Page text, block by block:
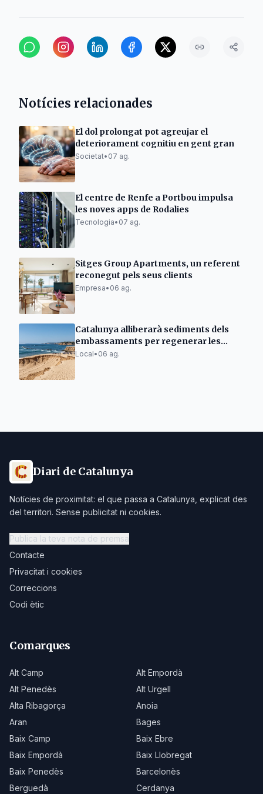
Notícies relacionades
El dol prolongat pot agreujar el
deteriorament cognitiu en gent gran
Societat• 07 ag.
El centre de Renfe a Portbou impulsa
les noves apps de Rodalies
Tecnologia• 07 ag.
Sitges Group Apartments, un referent
reconegut pels seus clients
Empresa• 06 ag.
Catalunya alliberarà sediments dels
embassaments per regenerar les
platges
Local• 06 ag.
Diari de Catalunya
Notícies de proximitat: el que passa a Catalunya, explicat des
del territori. Sense publicitat ni cookies.
Publica la teva nota de premsa
Contacte
Privacitat i cookies
Correccions
Codi ètic
Comarques
Alt Camp
Alt Empordà
Alt Penedès
Alt Urgell
Alta Ribagorça
Anoia
Aran
Bages
Baix Camp
Baix Ebre
Baix Empordà
Baix Llobregat
Baix Penedès
Barcelonès
Berguedà
Cerdanya